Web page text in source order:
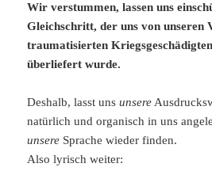
Wir verstummen, lassen uns
Gleichschritt, der uns von unseren
traumatisierten
überliefert wurde.
Deshalb, lasst unsunsere
natürlich und organisch in uns
unsere Sprache wieder finden.
Also lyrisch weiter: